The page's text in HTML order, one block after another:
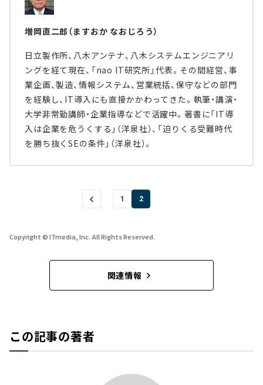
増岡直二郎（ますおか なおじろう）
日立製作所、八木アンテナ、八木システムエンジニアリ
ングを経て現在、「nao IT研究所」代表。その間経営、事
業企画、製造、情報システム、営業統括、保守などの部門
を経験し、IT導入にも直接かかわってきた。執筆・講演・
大学非常勤講師・企業指導などで活躍中。著書に「IT導
入は企業を危うくする」（洋泉社）、「迫りくる受難時代
を勝ち抜くSEの条件」（洋泉社）。
1 2
Copyright © ITmedia, Inc. All Rights Reserved.
関連情報
この記事の著者